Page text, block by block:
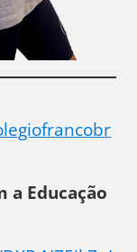
a Educação